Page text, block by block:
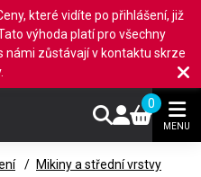
0
MENU
/ Mikiny a střední vrstvy
které vidíte po přihlášení, již
výhoda platí pro všechny
námi zůstávají v kontaktu skrze